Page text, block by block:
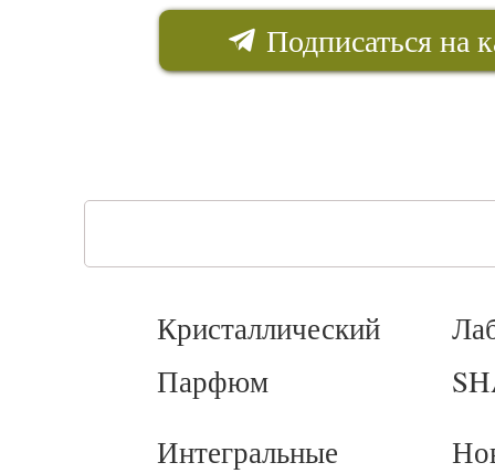
Подписаться на
Кристаллический
Парфюм
Интегральные